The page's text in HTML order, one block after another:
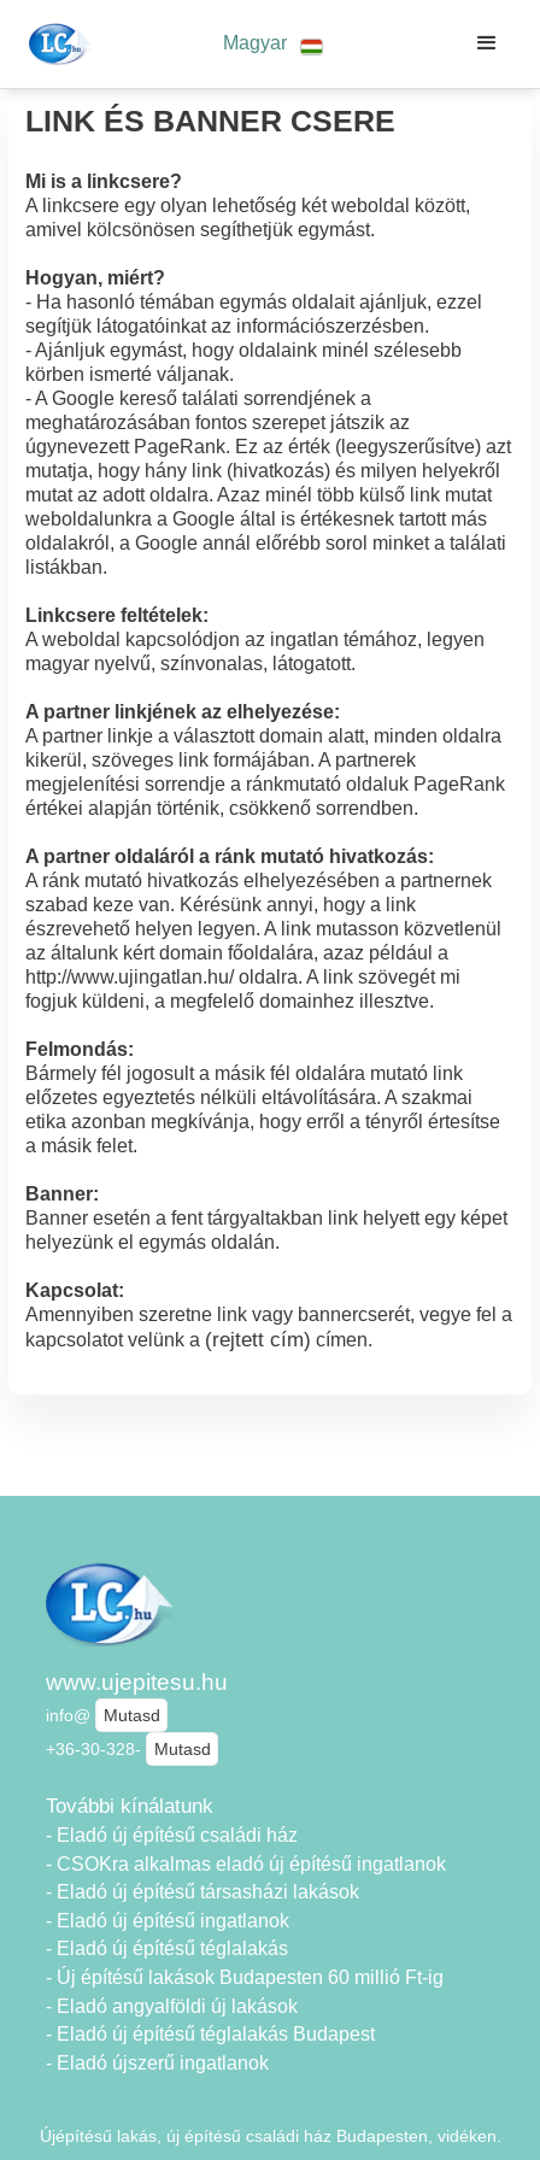
Magyar
LINK ÉS BANNER CSERE
Mi is a linkcsere?
A linkcsere egy olyan lehetőség két weboldal között,
amivel kölcsönösen segíthetjük egymást.
Hogyan, miért?
- Ha hasonló témában egymás oldalait ajánljuk, ezzel
segítjük látogatóinkat az információszerzésben.
- Ajánljuk egymást, hogy oldalaink minél szélesebb
körben ismerté váljanak.
- A Google kereső találati sorrendjének a
meghatározásában fontos szerepet játszik az
úgynevezett PageRank. Ez az érték (leegyszerűsítve) azt
mutatja, hogy hány link (hivatkozás) és milyen helyekről
mutat az adott oldalra. Azaz minél több külső link mutat
weboldalunkra a Google által is értékesnek tartott más
oldalakról, a Google annál előrébb sorol minket a találati
listákban.
Linkcsere feltételek:
A weboldal kapcsolódjon az ingatlan témához, legyen
magyar nyelvű, színvonalas, látogatott.
A partner linkjének az elhelyezése:
A partner linkje a választott domain alatt, minden oldalra
kikerül, szöveges link formájában. A partnerek
megjelenítési sorrendje a ránkmutató oldaluk PageRank
értékei alapján történik, csökkenő sorrendben.
A partner oldaláról a ránk mutató hivatkozás:
A ránk mutató hivatkozás elhelyezésében a partnernek
szabad keze van. Kérésünk annyi, hogy a link
észrevehető helyen legyen. A link mutasson közvetlenül
az általunk kért domain főoldalára, azaz például a
http://www.ujingatlan.hu/ oldalra. A link szövegét mi
fogjuk küldeni, a megfelelő domainhez illesztve.
Felmondás:
Bármely fél jogosult a másik fél oldalára mutató link
előzetes egyeztetés nélküli eltávolítására. A szakmai
etika azonban megkívánja, hogy erről a tényről értesítse
a másik felet.
Banner:
Banner esetén a fent tárgyaltakban link helyett egy képet
helyezünk el egymás oldalán.
Kapcsolat:
Amennyiben szeretne link vagy bannercserét, vegye fel a
kapcsolatot velünk a (rejtett cím) címen.
www.ujepitesu.hu
info@
Mutasd
+36-30-328-
Mutasd
További kínálatunk
- Eladó új építésű családi ház
- CSOKra alkalmas eladó új építésű ingatlanok
- Eladó új építésű társasházi lakások
- Eladó új építésű ingatlanok
- Eladó új építésű téglalakás
- Új építésű lakások Budapesten 60 millió Ft-ig
- Eladó angyalföldi új lakások
- Eladó új építésű téglalakás Budapest
- Eladó újszerű ingatlanok
Újépítésű lakás, új építésű családi ház Budapesten, vidéken.